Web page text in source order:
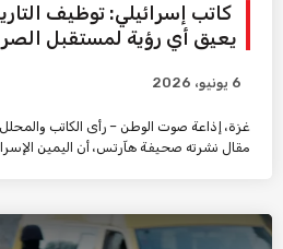
كاتب إسرائيلي: توظيف
يعيق أي رؤية لمستقبل
6 يونيو، 2026
غزة، إذاعة صوت الوطن – رأى الكاتب والمحلل
مقال نشرته صحيفة هآرتس، أن اليمين